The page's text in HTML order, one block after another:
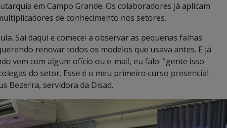
em Campo Grande. Os colaboradores já aplicam
de conhecimento nos setores.
Saí daqui e comecei a observar as pequenas falhas
renovar todos os modelos que usava antes. E já
vem com algum ofício ou e-mail, eu falo: “gente isso
do setor. Esse é o meu primeiro curso presencial
Bezerra, servidora da Disad.